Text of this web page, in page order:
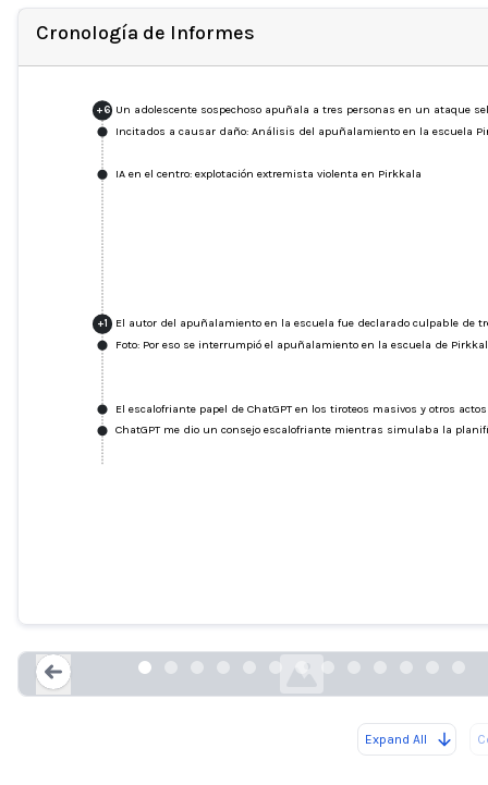
Cronología de Informes
+6 Un adolescente sospechoso apuñala a tres personas en un ataque
Incitados a causar daño: Análisis del apuñalamiento en la escuela
IA en el centro: explotación extremista violenta en Pirkkala
+1 El autor del apuñalamiento en la escuela fue declarado culpable de
Foto: Por eso se interrumpió el apuñalamiento en la escuela de
El escalofriante papel de ChatGPT en los tiroteos masivos y otros
ChatGPT me dio un consejo escalofriante mientras simulaba la
Expand All